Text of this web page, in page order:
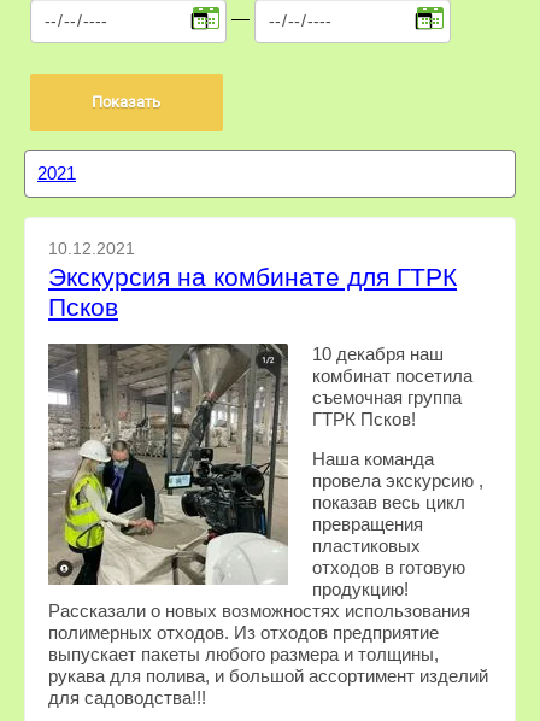
—
2021
10.12.2021
Экскурсия на комбинате для ГТРК
Псков
10 декабря наш
комбинат посетила
съемочная группа
ГТРК Псков!
Наша команда
провела экскурсию ,
показав весь цикл
превращения
пластиковых
отходов в готовую
продукцию!
Рассказали о новых возможностях использования
полимерных отходов. Из отходов предприятие
выпускает пакеты любого размера и толщины,
рукава для полива, и большой ассортимент изделий
для садоводства!!!